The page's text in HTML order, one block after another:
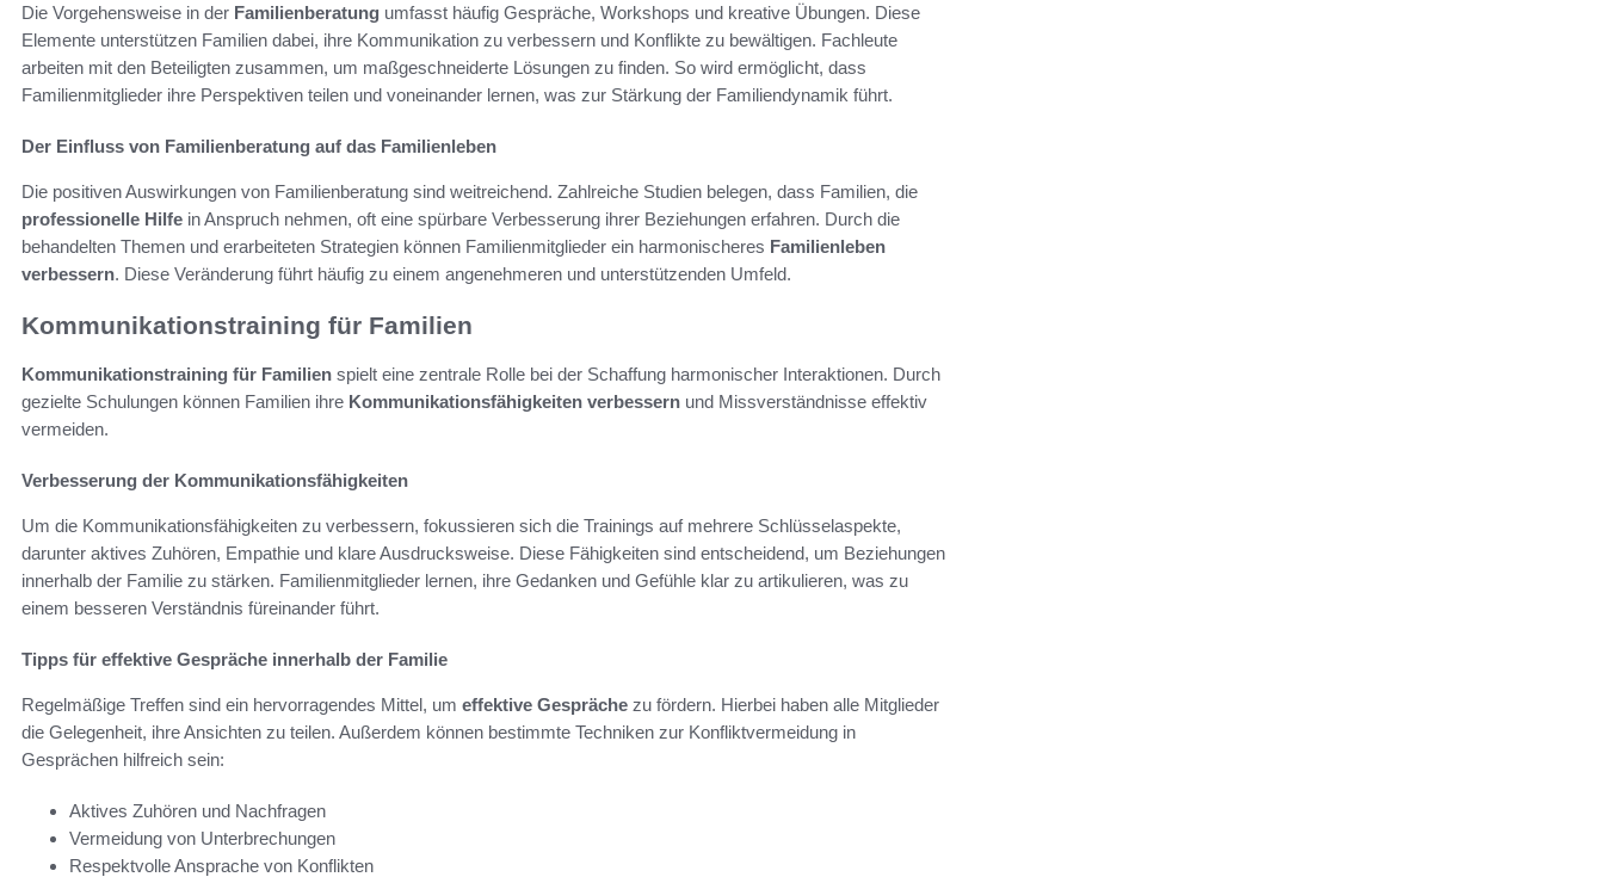
Die Vorgehensweise in der Familienberatung umfasst häufig Gespräche, Workshops und kreative Übungen. Diese
Elemente unterstützen Familien dabei, ihre Kommunikation zu verbessern und Konflikte zu bewältigen. Fachleute
arbeiten mit den Beteiligten zusammen, um maßgeschneiderte Lösungen zu finden. So wird ermöglicht, dass
Familienmitglieder ihre Perspektiven teilen und voneinander lernen, was zur Stärkung der Familiendynamik führt.
Der Einfluss von Familienberatung auf das Familienleben
Die positiven Auswirkungen von Familienberatung sind weitreichend. Zahlreiche Studien belegen, dass Familien, die
professionelle Hilfe in Anspruch nehmen, oft eine spürbare Verbesserung ihrer Beziehungen erfahren. Durch die
behandelten Themen und erarbeiteten Strategien können Familienmitglieder ein harmonischeres Familienleben
verbessern. Diese Veränderung führt häufig zu einem angenehmeren und unterstützenden Umfeld.
Kommunikationstraining für Familien
Kommunikationstraining für Familien spielt eine zentrale Rolle bei der Schaffung harmonischer Interaktionen. Durch
gezielte Schulungen können Familien ihre Kommunikationsfähigkeiten verbessern und Missverständnisse effektiv
vermeiden.
Verbesserung der Kommunikationsfähigkeiten
Um die Kommunikationsfähigkeiten zu verbessern, fokussieren sich die Trainings auf mehrere Schlüsselaspekte,
darunter aktives Zuhören, Empathie und klare Ausdrucksweise. Diese Fähigkeiten sind entscheidend, um Beziehungen
innerhalb der Familie zu stärken. Familienmitglieder lernen, ihre Gedanken und Gefühle klar zu artikulieren, was zu
einem besseren Verständnis füreinander führt.
Tipps für effektive Gespräche innerhalb der Familie
Regelmäßige Treffen sind ein hervorragendes Mittel, um effektive Gespräche zu fördern. Hierbei haben alle Mitglieder
die Gelegenheit, ihre Ansichten zu teilen. Außerdem können bestimmte Techniken zur Konfliktvermeidung in
Gesprächen hilfreich sein:
Aktives Zuhören und Nachfragen
Vermeidung von Unterbrechungen
Respektvolle Ansprache von Konflikten